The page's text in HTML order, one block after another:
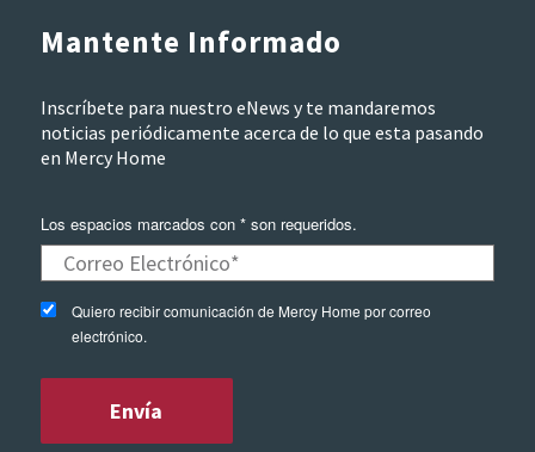
Mantente Informado
Inscríbete para nuestro eNews y te mandaremos
noticias periódicamente acerca de lo que esta pasando
en Mercy Home
Los espacios marcados con * son requeridos.
Quiero recibir comunicación de Mercy Home por correo
electrónico.